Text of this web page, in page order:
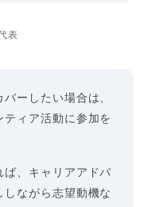
表
ーしたい場合は、
ィア活動に参加を
ば、キャリアアドバ
ながら志望動機な